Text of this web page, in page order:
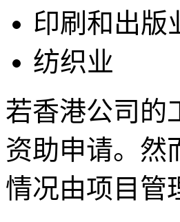
印刷和出版
纺织业
若香港公司的
资助申请。然
情况由项目管